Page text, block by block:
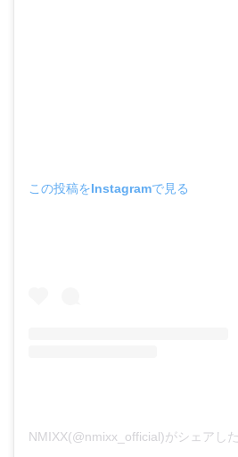
この投稿をInstagramで見る
NMIXX(@nmixx_official)がシェアし